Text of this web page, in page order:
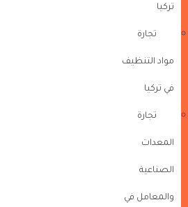
تركيا
تجارة
مواد التنظيف
في تركيا
تجارة
المعدات
الصناعية
والمعامل في